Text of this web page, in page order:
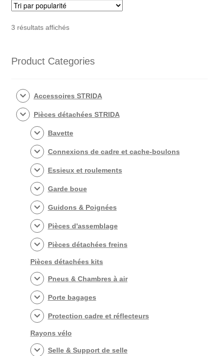
3 résultats affichésTrié
Product Categories
Accessoires STRIDA
Pièces détachées STRIDA
Bavette
Connexions de cadre et cache-boulons
Essieux et roulements
Garde boue
Guidons & Poignées
Pièces d'assemblage
Pièces détachées freins
Pièces détachées kits
Pneus & Chambres à air
Porte bagages
Protection cadre et réflecteurs
Rayons vélo
Selle & Support de selle